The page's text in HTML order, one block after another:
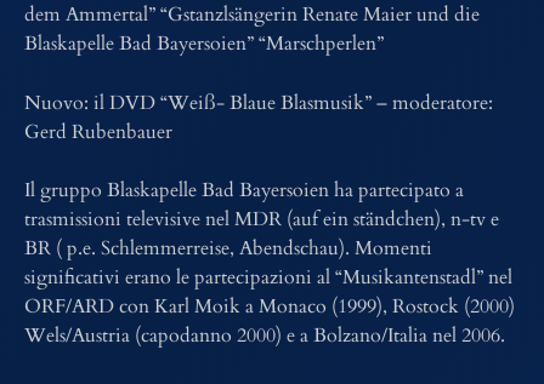
dem Ammertal” “Gstanzlsängerin Renate Maier und die
Blaskapelle Bad Bayersoien” “Marschperlen”
Nuovo: il DVD “Weiß- Blaue Blasmusik” – moderatore:
Gerd Rubenbauer
Il gruppo Blaskapelle Bad Bayersoien ha partecipato a
trasmissioni televisive nel MDR (auf ein ständchen), n-tv e
BR ( p.e. Schlemmerreise, Abendschau). Momenti
significativi erano le partecipazioni al “Musikantenstadl” nel
ORF/ARD con Karl Moik a Monaco (1999), Rostock (2000)
Wels/Austria (capodanno 2000) e a Bolzano/Italia nel 2006.